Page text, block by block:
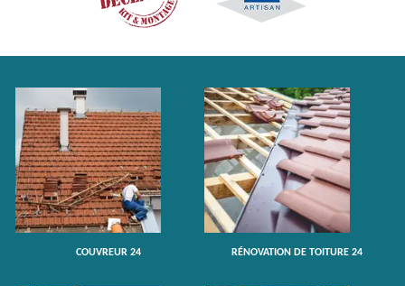
COUVREUR 24 RÉNOVATION DE TOITURE 24